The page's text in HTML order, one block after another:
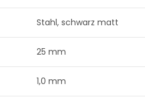
Stahl, schwarz matt
25 mm
1,0 mm